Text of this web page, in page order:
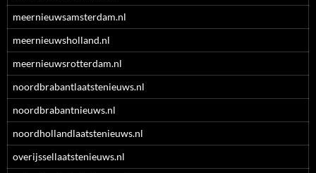
meernieuwsamsterdam.nl
meernieuwsholland.nl
meernieuwsrotterdam.nl
noordbrabantlaatstenieuws.nl
noordbrabantnieuws.nl
noordhollandlaatstenieuws.nl
overijssellaatstenieuws.nl